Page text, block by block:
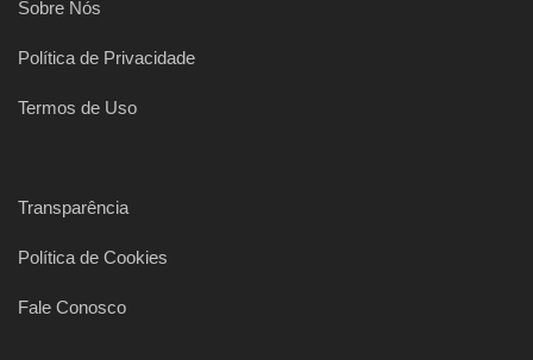
Sobre Nós
Política de Privacidade
Termos de Uso
Transparência
Política de Cookies
Fale Conosco